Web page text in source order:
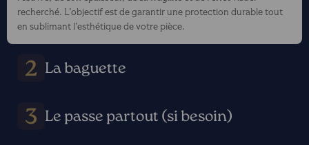
recherché. L’objectif est de garantir une protection durable tout
en sublimant l’esthétique de votre pièce.
La baguette
Le passe partout (si besoin)